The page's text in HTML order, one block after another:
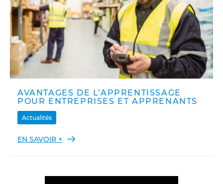
AVANTAGES DE L’APPRENTISSAGE
POUR ENTREPRISES ET APPRENANTS
Actualités
EN SAVOIR +